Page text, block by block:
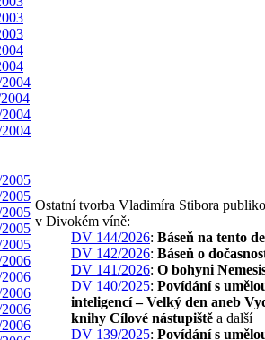
Ostatní tvorba Vladimíra Stibora
v Divokém víně:
DV 144/2026: Báseň na tento
DV 142/2026: Báseň o
DV 141/2026: O bohyni
DV 140/2025: Povídání s
inteligencí – Velký den aneb
knihy Cílové nástupiště a další
DV 139/2025: Povídání s